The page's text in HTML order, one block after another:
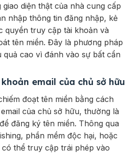
diện thật của nhà cung cấp
nhập thông tin đăng nhập, kẻ
quyền truy cập tài khoản và
tên miền. Đây là phương pháp
quả cao vì đánh vào sự bất cẩn
email của chủ sở hữu
đoạt tên miền bằng cách
của chủ sở hữu, thường là
đăng ký tên miền. Thông qua
phần mềm độc hại, hoặc
thể truy cập trái phép vào